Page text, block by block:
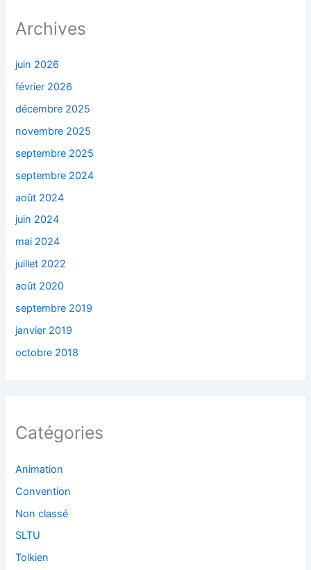
Archives
juin 2026
février 2026
décembre 2025
novembre 2025
septembre 2025
septembre 2024
août 2024
juin 2024
mai 2024
juillet 2022
août 2020
septembre 2019
janvier 2019
octobre 2018
Catégories
Animation
Convention
Non classé
SLTU
Tolkien